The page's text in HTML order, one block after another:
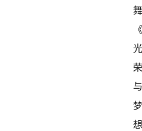
舞
《
光
荣
与
梦
想